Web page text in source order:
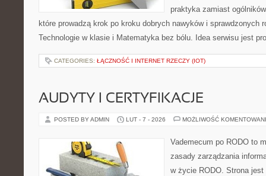
praktyka zamiast
które prowadzą krok po kroku dobrych nawyków i sprawdzonych
Technologie w klasie i Matematyka bez bólu. Idea serwisu jest
CATEGORIES: ŁĄCZNOŚĆ I INTERNET RZECZY (IOT)
AUDYTY I CERTYFIKACJE
POSTED BY ADMIN LUT - 7 - 2026 MOŻLIWOŚĆ
Vademecum po RODO to
zasady zarządzania
w życie RODO. Strona